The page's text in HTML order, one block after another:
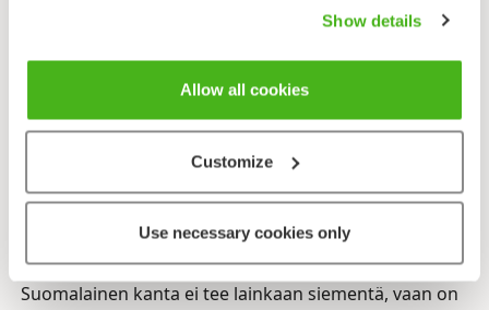
Show details
Allow all cookies
Customize
Use necessary cookies only
Kokemäenjoen eteläpuolella ja Helsingin länsipuolella
Aikaisemmin kalmojuuri on luettu samaan heimoon
kukinnossa: mitättömän pienet yksittäiset kukat
muodostavat käpyä muistuttavan paksurankaisen
tähkäkukinnon eli puikelon. Vehkalla kukinnon
– kalmojuuren vihreä tukilehti näyttää suuresti
varrelta ja puikelo vaikuttaa olevan sen puolivälissä.
Suomalainen kanta ei tee lainkaan siementä, vaan on